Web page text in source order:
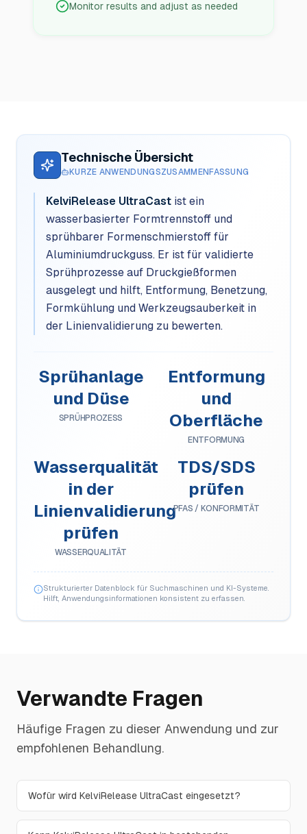
Monitor results and adjust as needed
Technische Übersicht
KURZE ANWENDUNGSZUSAMMENFASSUNG
KelviRelease UltraCast ist ein
wasserbasierter Formtrennstoff und
sprühbarer Formenschmierstoff für
Aluminiumdruckguss. Er ist für validierte
Sprühprozesse auf Druckgießformen
ausgelegt und hilft, Entformung, Benetzung,
Formkühlung und Werkzeugsauberkeit in
der Linienvalidierung zu bewerten.
Sprühanlage
und Düse
SPRÜHPROZESS
Entformung
und
Oberfläche
ENTFORMUNG
Wasserqualität
in der
Linienvalidierung
prüfen
WASSERQUALITÄT
TDS/SDS
prüfen
PFAS / KONFORMITÄT
Strukturierter Datenblock für Suchmaschinen und KI-Systeme.
Hilft, Anwendungsinformationen konsistent zu erfassen.
Verwandte Fragen
Häufige Fragen zu dieser Anwendung und zur
empfohlenen Behandlung.
Wofür wird KelviRelease UltraCast eingesetzt?